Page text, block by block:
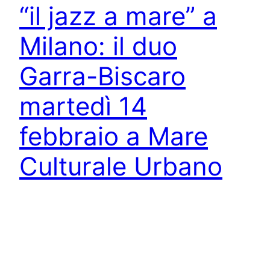
“il jazz a mare” a
Milano: il duo
Garra-Biscaro
martedì 14
febbraio a Mare
Culturale Urbano